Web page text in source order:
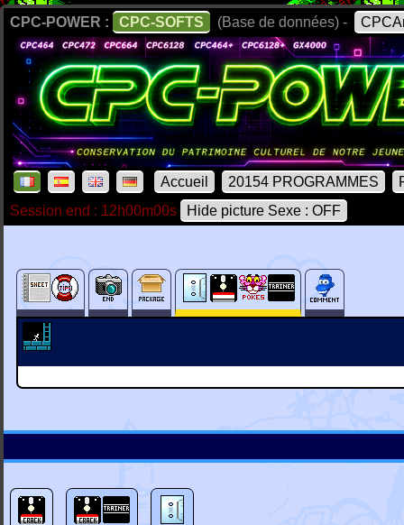
CPC-POWER : CPC-SOFTS (Base de données) -
Accueil 20154 PROGRAMMES
Session end : 12h00m00s
Hide picture Sexe : OFF